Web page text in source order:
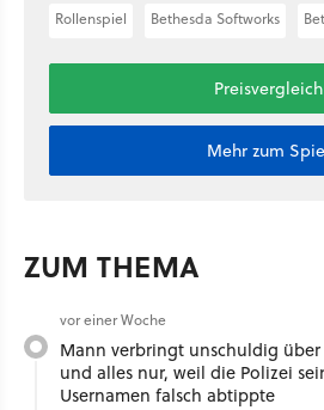
Rollenspiel Bethesda Softworks
Preisvergleich
Mehr zum
ZUM THEMA
vor einer Woche
Mann verbringt unschuldig
und alles nur, weil die Polizei
Usernamen falsch abtippte